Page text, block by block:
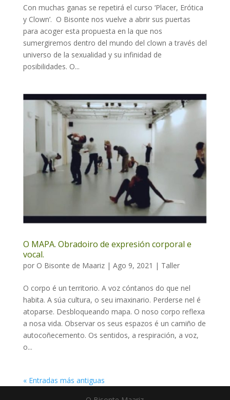
Con muchas ganas se repetirá el curso ‘Placer, Erótica
y Clown’. O Bisonte nos vuelve a abrir sus puertas
para acoger esta propuesta en la que nos
sumergiremos dentro del mundo del clown a través del
universo de la sexualidad y su infinidad de
posibilidades. O...
O MAPA. Obradoiro de expresión corporal e
vocal.
por O Bisonte de Maariz| Ago 9, 2021 | Taller
O corpo é un territorio. A voz cóntanos do que nel
habita. A súa cultura, o seu imaxinario. Perderse nel é
atoparse. Desbloqueando mapa. O noso corpo reflexa
a nosa vida. Observar os seus espazos é un camiño de
autocoñecemento. Os sentidos, a respiración, a voz,
o...
« Entradas más antiguas